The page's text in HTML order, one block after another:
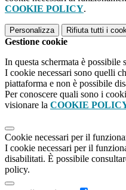
COOKIE POLICY.
Personalizza Rifiuta tutti i
Gestione cookie
In questa schermata è
I cookie necessari sono quelli
piattaforma e non è possibile
Per conoscere quali sono i
visionare la COOKIE
Cookie necessari per il
I cookie necessari per il
disabilitati. È possibile
policy.